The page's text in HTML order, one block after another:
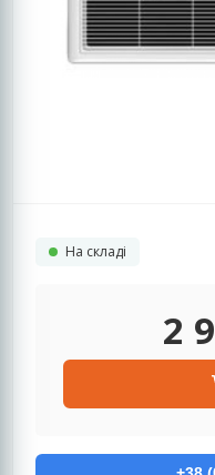
На складі
2